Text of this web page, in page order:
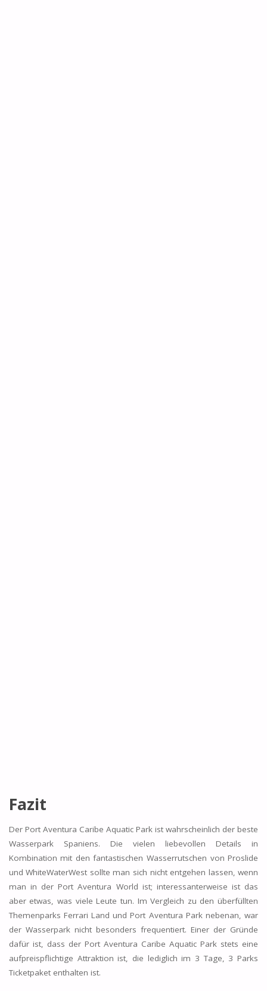
Fazit
Der Port Aventura Caribe Aquatic Park ist wahrscheinlich der beste
Wasserpark Spaniens. Die vielen liebevollen Details in
Kombination mit den fantastischen Wasserrutschen von Proslide
und WhiteWaterWest sollte man sich nicht entgehen lassen, wenn
man in der Port Aventura World ist; interessanterweise ist das
aber etwas, was viele Leute tun. Im Vergleich zu den überfüllten
Themenparks Ferrari Land und Port Aventura Park nebenan, war
der Wasserpark nicht besonders frequentiert. Einer der Gründe
dafür ist, dass der Port Aventura Caribe Aquatic Park stets eine
aufpreispflichtige Attraktion ist, die lediglich im 3 Tage, 3 Parks
Ticketpaket enthalten ist.